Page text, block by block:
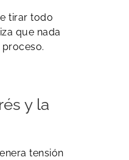
tirar todo
que nada
y la
tensión